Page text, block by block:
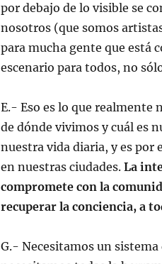
por debajo de lo visible se
nosotros (que somos
para mucha gente que está
escenario para todos, no
E.- Eso es lo que realmente
de dónde vivimos y cuál es
nuestra vida diaria, y es por
en nuestras ciudades.La
compromete con la
recuperar la conciencia, a
G.- Necesitamos un